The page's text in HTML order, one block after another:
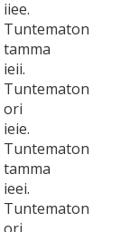
iiee.
Tuntematon
tamma
ieii.
Tuntematon
ori
ieie.
Tuntematon
tamma
ieei.
Tuntematon